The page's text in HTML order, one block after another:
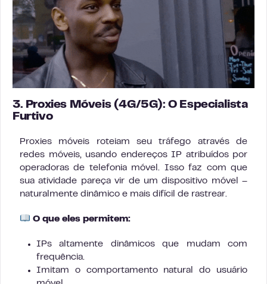
3. Proxies Móveis (4G/5G): O Especialista
Furtivo
Proxies móveis roteiam seu tráfego através de
redes móveis, usando endereços IP atribuídos por
operadoras de telefonia móvel. Isso faz com que
sua atividade pareça vir de um dispositivo móvel –
naturalmente dinâmico e mais difícil de rastrear.
O que eles permitem:
IPs altamente dinâmicos que mudam com
frequência.
Imitam o comportamento natural do usuário